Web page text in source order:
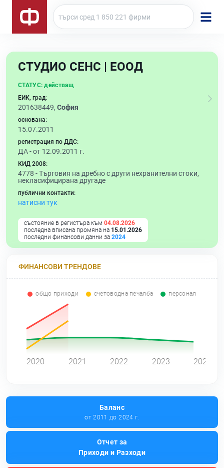
СТУДИО СЕНС | ЕООД
СТАТУС: действащ
ЕИК, град:
201638449, София
основана:
15.07.2011
регистрация по ДДС:
ДА - от 12.09.2011 г.
КИД 2008:
4778 -Търговия на дребно с други нехранителни стоки,
некласифицирана другаде
публични контакти:
натисни тук
състояние в регистъра към 04.08.2026
последна вписана промяна на 15.01.2026
последни финансови данни за 2024
ФИНАНСОВИ ТРЕНДОВЕ
общо приходи счетоводна печалба персонал
2020 2021 2022 2023 2024
Баланс
от 2011 до 2024 г.
Отчет за
Приходи и Разходи